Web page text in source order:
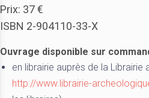
Prix: 37 €
ISBN 2-904110-33-X
Ouvrage disponible sur
en librairie auprès de la Librairie
http://www.librairie-